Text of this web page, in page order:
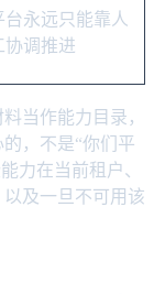
台永远只能靠人
协调推进
当作能力目录，
，不是“你们平
力在当前租户、
及一旦不可用该